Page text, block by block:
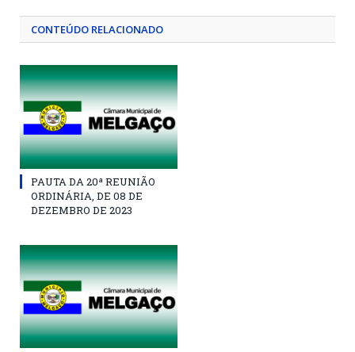
CONTEÚDO RELACIONADO
PAUTA DA 20ª REUNIÃO
ORDINÁRIA, DE 08 DE
DEZEMBRO DE 2023